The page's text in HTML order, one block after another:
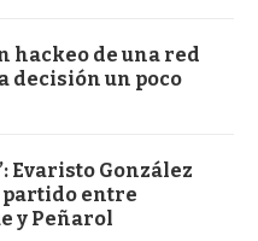
hackeo de una red
decisión un poco
Evaristo González
partido entre
y Peñarol